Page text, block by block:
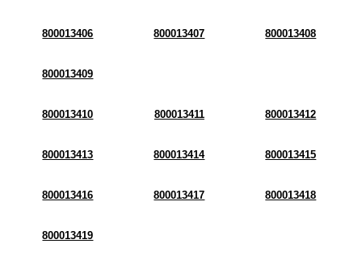
800013406 800013407 800013408
800013409
800013410 800013411 800013412
800013413 800013414 800013415
800013416 800013417 800013418
800013419